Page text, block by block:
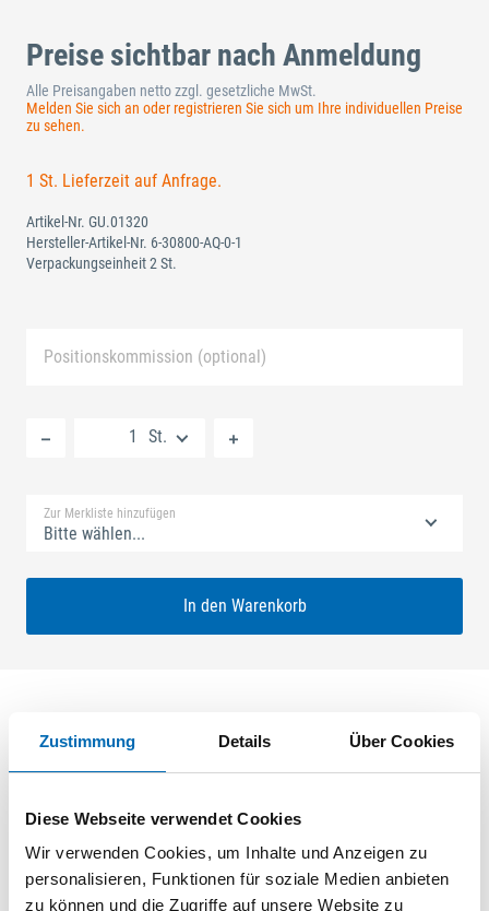
Zustimmung Details Über Cookies
Diese Webseite verwendet Cookies
Wir verwenden Cookies, um Inhalte und Anzeigen zu
personalisieren, Funktionen für soziale Medien anbieten
zu können und die Zugriffe auf unsere Website zu
Preise sichtbar nach Anmeldung
Alle Preisangaben netto zzgl. gesetzliche MwSt.
Melden Sie sich an oder registrieren Sie sich um Ihre individuellen Preise
zu sehen.
1 St. Lieferzeit auf Anfrage.
Artikel-Nr. GU.01320
Hersteller-Artikel-Nr. 6-30800-AQ-0-1
Verpackungseinheit 2 St.
Positionskommission (optional)
St.
Zur Merkliste hinzufügen
Bitte wählen...
In den Warenkorb
Produktbeschreibung
1020mm U-Stulp 24x6x6x2,5mm L:2285,0mm Eckig Maße: A1
730,0mm B1 760,0mm A-Öffner: optional ferGUard*silber